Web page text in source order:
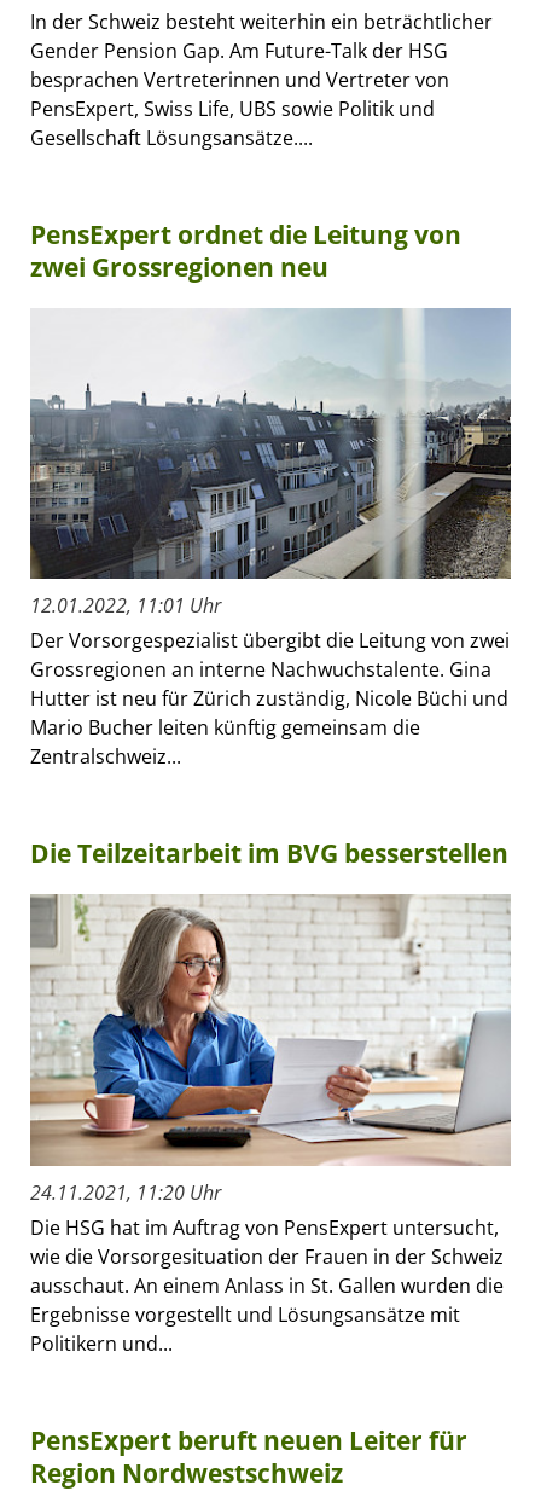
In der Schweiz besteht weiterhin ein beträchtlicher
Gender Pension Gap. Am Future-Talk der HSG
besprachen Vertreterinnen und Vertreter von
PensExpert, Swiss Life, UBS sowie Politik und
Gesellschaft Lösungsansätze....
PensExpert ordnet die Leitung von
zwei Grossregionen neu
12.01.2022, 11:01 Uhr
Der Vorsorgespezialist übergibt die Leitung von zwei
Grossregionen an interne Nachwuchstalente. Gina
Hutter ist neu für Zürich zuständig, Nicole Büchi und
Mario Bucher leiten künftig gemeinsam die
Zentralschweiz...
Die Teilzeitarbeit im BVG besserstellen
24.11.2021, 11:20 Uhr
Die HSG hat im Auftrag von PensExpert untersucht,
wie die Vorsorgesituation der Frauen in der Schweiz
ausschaut. An einem Anlass in St. Gallen wurden die
Ergebnisse vorgestellt und Lösungsansätze mit
Politikern und...
PensExpert beruft neuen Leiter für
Region Nordwestschweiz